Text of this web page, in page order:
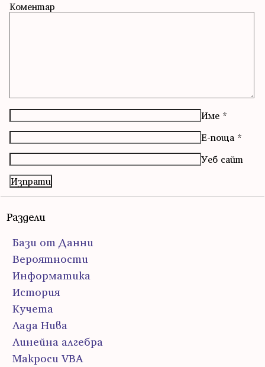
Коментар
Име *
Е-поща *
Уеб сайт
Раздели
Бази от Данни
Вероятности
Информатика
История
Кучета
Лада Нива
Линейна алгебра
Макроси VBA